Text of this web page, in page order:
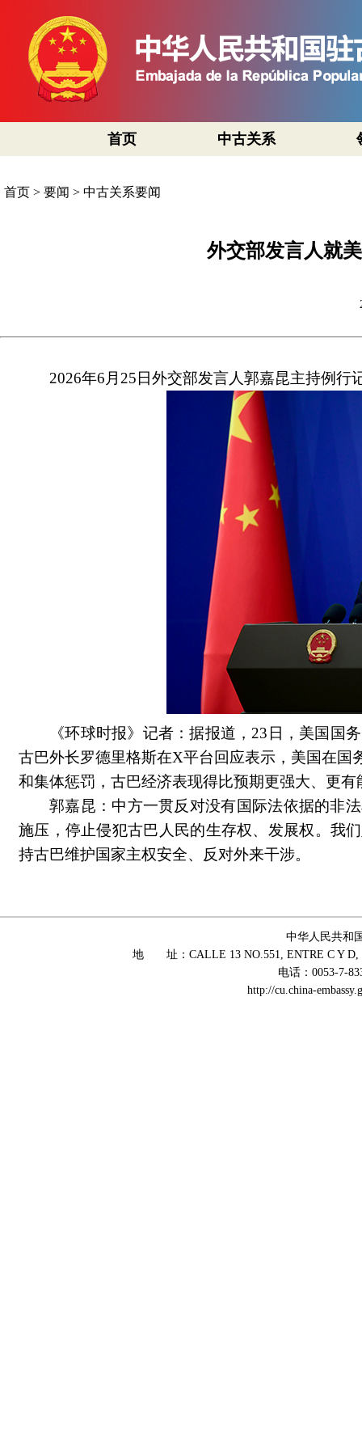
首页 中古关系
首页 > 要闻 > 中古关系要闻
外交部发言人就
2026年6月25日外交部发言人郭嘉昆主持例行
《环球时报》记者：据报道，23日，美国国
古巴外长罗德里格斯在X平台回应表示，美国在
和集体惩罚，古巴经济表现得比预期更强大、更
郭嘉昆：中方一贯反对没有国际法依据的非
施压，停止侵犯古巴人民的生存权、发展权。我
持古巴维护国家主权安全、反对外来干涉。
中华人民共和
地 址：CALLE 13 NO.551, ENTRE C Y D,
电话：0053-7-
http://cu.china-